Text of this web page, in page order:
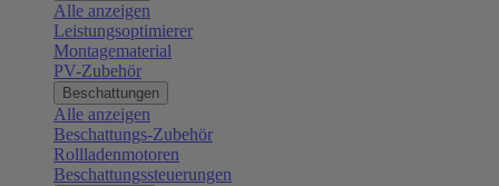
Alle anzeigen
Leistungsoptimierer
Montagematerial
PV-Zubehör
Beschattungen
Alle anzeigen
Beschattungs-Zubehör
Rollladenmotoren
Beschattungssteuerungen